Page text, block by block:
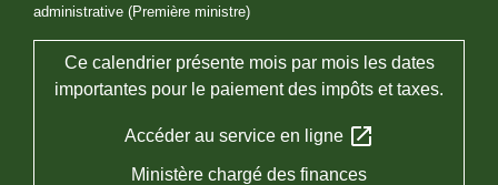
administrative (Première ministre)
Ce calendrier présente mois par mois les dates
importantes pour le paiement des impôts et taxes.
Accéder au service en ligne open_in_new
Ministère chargé des finances